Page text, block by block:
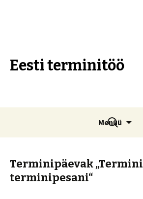
Eesti terminitöö
Menüü
Otsi:
Terminipäevak
terminipesani“